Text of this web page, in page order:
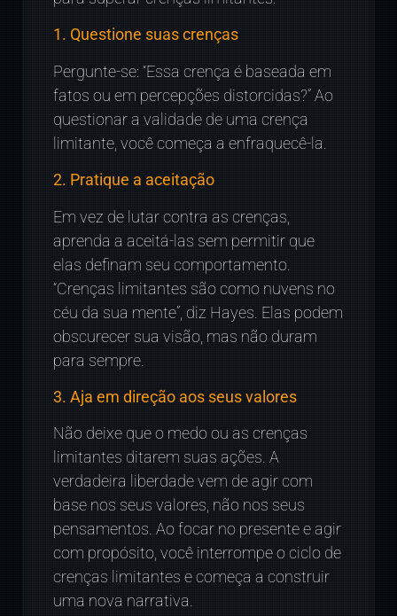
1. Questione suas crenças
Pergunte-se: “Essa crença é baseada em
fatos ou em percepções distorcidas?” Ao
questionar a validade de uma crença
limitante, você começa a enfraquecê-la.
2. Pratique a aceitação
Em vez de lutar contra as crenças,
aprenda a aceitá-las sem permitir que
elas definam seu comportamento.
“Crenças limitantes são como nuvens no
céu da sua mente”, diz Hayes. Elas podem
obscurecer sua visão, mas não duram
para sempre.
3. Aja em direção aos seus valores
Não deixe que o medo ou as crenças
limitantes ditarem suas ações. A
verdadeira liberdade vem de agir com
base nos seus valores, não nos seus
pensamentos. Ao focar no presente e agir
com propósito, você interrompe o ciclo de
crenças limitantes e começa a construir
uma nova narrativa.